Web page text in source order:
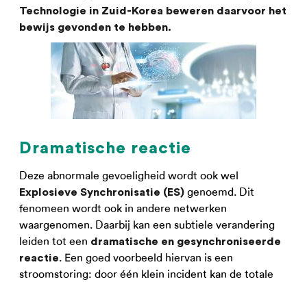
Technologie in Zuid-Korea beweren daarvoor het
bewijs gevonden te hebben.
Dramatische reactie
Deze abnormale gevoeligheid wordt ook wel
Explosieve Synchronisatie (ES) genoemd. Dit
fenomeen wordt ook in andere netwerken
waargenomen. Daarbij kan een subtiele verandering
leiden tot een dramatische en gesynchroniseerde
reactie. Een goed voorbeeld hiervan is een
stroomstoring: door één klein incident kan de totale